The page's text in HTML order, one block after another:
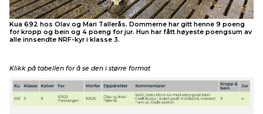
Kua 692 hos Olav og Mari Tallerås. Dommerne har gitt henne 9 poeng
for kropp og bein og 4 poeng for jur. Hun har fått høyeste poengsum av
alle innsendte NRF-kyr i klasse 3.
Klikk på tabellen for å se den i større format